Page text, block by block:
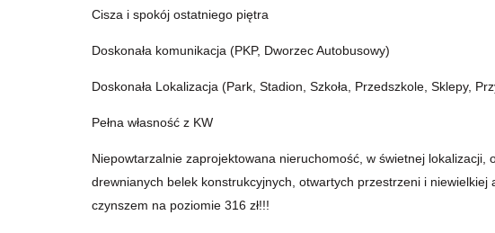
Cisza i spokój ostatniego piętra
Doskonała komunikacja (PKP, Dworzec Autobusowy)
Doskonała Lokalizacja (Park, Stadion, Szkoła, Przedszkole, Sklepy,
Pełna własność z KW
Niepowtarzalnie zaprojektowana nieruchomość, w świetnej lokalizacji,
drewnianych belek konstrukcyjnych, otwartych przestrzeni i
czynszem na poziomie 316 zł!!!